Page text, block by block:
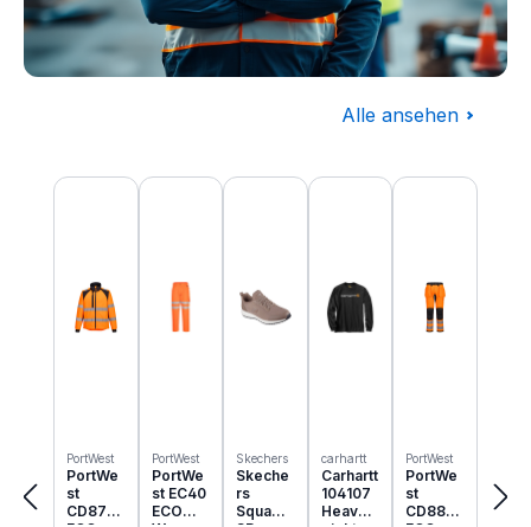
Alle ansehen
Produktgalerie überspringen
PortWest
PortWe
st
CD875
PortWest
PortWe
st EC40
ECO
Skechers
Skeche
rs
Squad
carhartt
Carhartt
104107
Heavyw
PortWest
PortWe
st
CD889